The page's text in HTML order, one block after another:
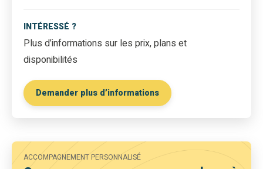
INTÉRESSÉ ?
Plus d’informations sur les prix, plans et
disponibilités
Demander plus d’informations
ACCOMPAGNEMENT PERSONNALISÉ